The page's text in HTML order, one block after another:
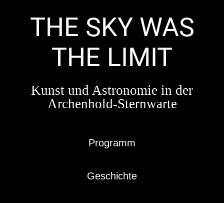
THE SKY WAS
THE LIMIT
Kunst und Astronomie in der
Archenhold-Sternwarte
Programm
Geschichte